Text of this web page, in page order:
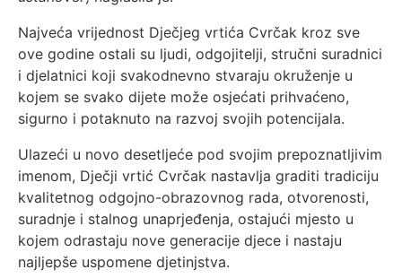
Najveća vrijednost Dječjeg vrtića Cvrčak kroz sve
ove godine ostali su ljudi, odgojitelji, stručni suradnici
i djelatnici koji svakodnevno stvaraju okruženje u
kojem se svako dijete može osjećati prihvaćeno,
sigurno i potaknuto na razvoj svojih potencijala.
Ulazeći u novo desetljeće pod svojim prepoznatljivim
imenom, Dječji vrtić Cvrčak nastavlja graditi tradiciju
kvalitetnog odgojno-obrazovnog rada, otvorenosti,
suradnje i stalnog unaprjeđenja, ostajući mjesto u
kojem odrastaju nove generacije djece i nastaju
najljepše uspomene djetinjstva.